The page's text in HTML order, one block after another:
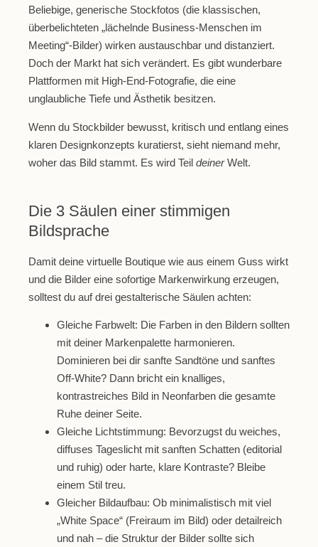
Beliebige, generische Stockfotos (die klassischen,
überbelichteten „lächelnde Business-Menschen im
Meeting“-Bilder) wirken austauschbar und distanziert.
Doch der Markt hat sich verändert. Es gibt wunderbare
Plattformen mit High-End-Fotografie, die eine
unglaubliche Tiefe und Ästhetik besitzen.
Wenn du Stockbilder bewusst, kritisch und entlang eines
klaren Designkonzepts kuratierst, sieht niemand mehr,
woher das Bild stammt. Es wird Teil deinerWelt.
Die 3 Säulen einer stimmigen
Bildsprache
Damit deine virtuelle Boutique wie aus einem Guss wirkt
und die Bilder eine sofortige Markenwirkung erzeugen,
solltest du auf drei gestalterische Säulen achten:
Gleiche Farbwelt: Die Farben in den Bildern sollten
mit deiner Markenpalette harmonieren.
Dominieren bei dir sanfte Sandtöne und sanftes
Off-White? Dann bricht ein knalliges,
kontrastreiches Bild in Neonfarben die gesamte
Ruhe deiner Seite.
Gleiche Lichtstimmung: Bevorzugst du weiches,
diffuses Tageslicht mit sanften Schatten (editorial
und ruhig) oder harte, klare Kontraste? Bleibe
einem Stil treu.
Gleicher Bildaufbau: Ob minimalistisch mit viel
„White Space“ (Freiraum im Bild) oder detailreich
und nah – die Struktur der Bilder sollte sich